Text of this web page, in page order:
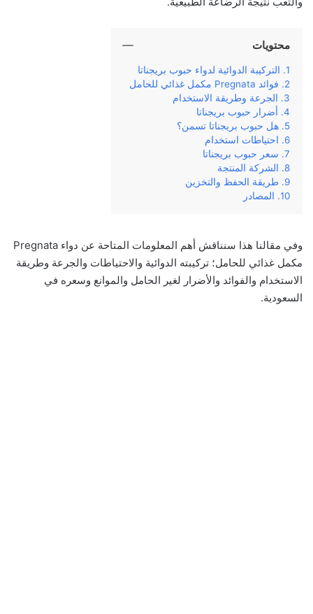
محتويات
التركيبة الدوائية لدواء حبوب بريجناتا
فوائد Pregnata مكمل غذائي للحامل
الجرعة وطريقة الاستخدام
أضرار حبوب بريجناتا
هل حبوب بريجناتا تسمن؟
احتياطات استخدام
سعر حبوب بريجناتا
الشركة المنتجة
طريقة الحفظ والتخزين
المصادر
وفي مقالنا هذا سنناقش أهم المعلومات المتاحة عن دواء Pregnata
مكمل غذائي للحامل؛ تركيبته الدوائية والاحتياطات والجرعة وطريقة
الاستخدام والفوائد والأضرار لغير الحامل والموانع وسعره في
السعودية.